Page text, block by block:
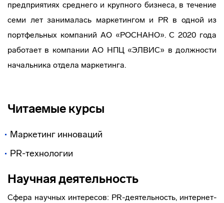
предприятиях среднего и крупного бизнеса, в течение
семи лет занималась маркетингом и PR в одной из
портфельных компаний АО «РОСНАНО». С 2020 года
работает в компании АО НПЦ «ЭЛВИС» в должности
начальника отдела маркетинга.
Читаемые курсы
Маркетинг инноваций
PR-технологии
Научная деятельность
Сфера научных интересов: PR-деятельность, интернет-